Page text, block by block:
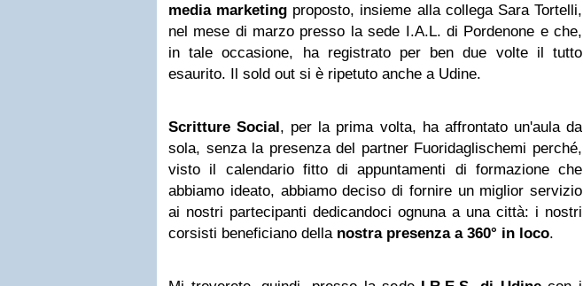
media marketing proposto, insieme alla collega Sara Tortelli,
nel mese di marzo presso la sede I.A.L. di Pordenone e che,
in tale occasione, ha registrato per ben due volte il tutto
esaurito. Il sold out si è ripetuto anche a Udine.
Scritture Social, per la prima volta, ha affrontato un'aula da
sola, senza la presenza del partner Fuoridaglischemi perché,
visto il calendario fitto di appuntamenti di formazione che
abbiamo ideato, abbiamo deciso di fornire un miglior servizio
ai nostri partecipanti dedicandoci ognuna a una città: i nostri
corsisti beneficiano della nostra presenza a 360° in loco.